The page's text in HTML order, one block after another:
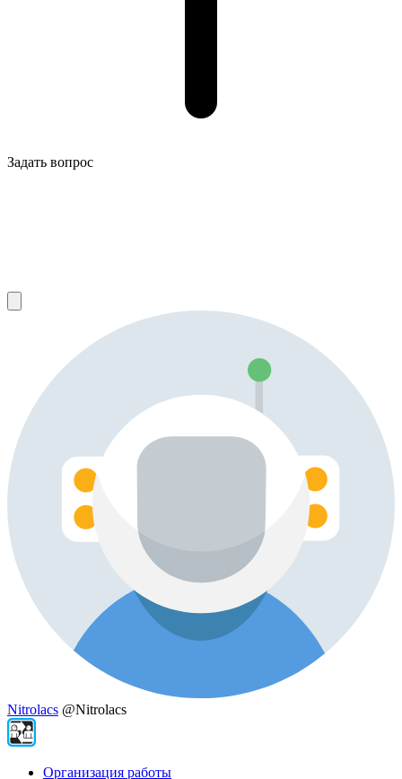
Задать вопрос
Nitrolacs @Nitrolacs
Организация работы